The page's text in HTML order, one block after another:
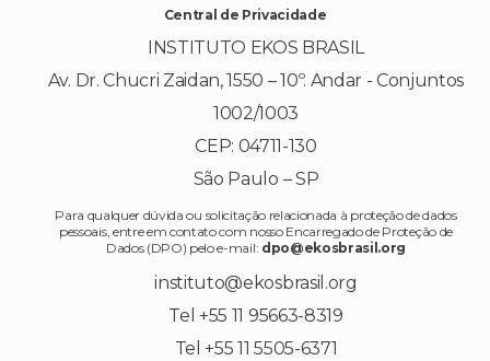
Central de Privacidade
INSTITUTO EKOS BRASIL
Av. Dr. Chucri Zaidan, 1550 – 10º. Andar - Conjuntos
1002/1003
CEP: 04711-130
São Paulo – SP
Para qualquer dúvida ou solicitação relacionada à proteção de dados
pessoais, entre em contato com nosso Encarregado de Proteção de
Dados (DPO) pelo e-mail: dpo@ekosbrasil.org
instituto@ekosbrasil.org
Tel +55 11 95663-8319
Tel +55 11 5505-6371